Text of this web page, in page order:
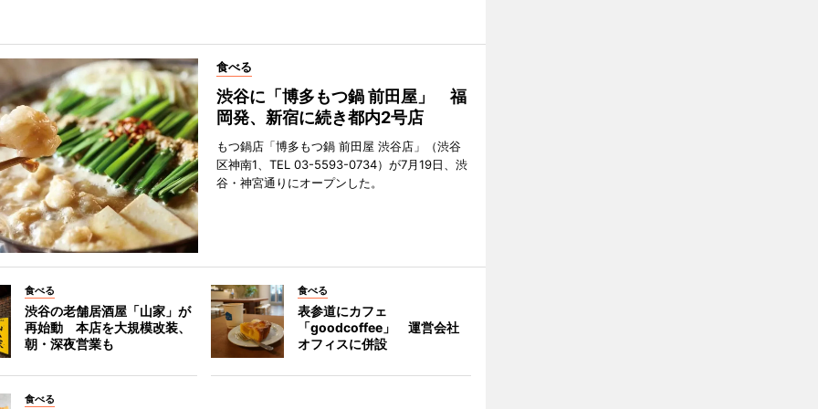
食べる
渋谷に「博多もつ鍋 前田屋」 福
岡発、新宿に続き都内2号店
もつ鍋店「博多もつ鍋 前田屋 渋谷店」（渋谷
区神南1、TEL 03-5593-0734）が7月19日、渋
谷・神宮通りにオープンした。
食べる
渋谷の老舗居酒屋「山家」が
再始動 本店を大規模改装、
朝・深夜営業も
食べる
表参道にカフェ
「goodcoffee」 運営会社
オフィスに併設
食べる